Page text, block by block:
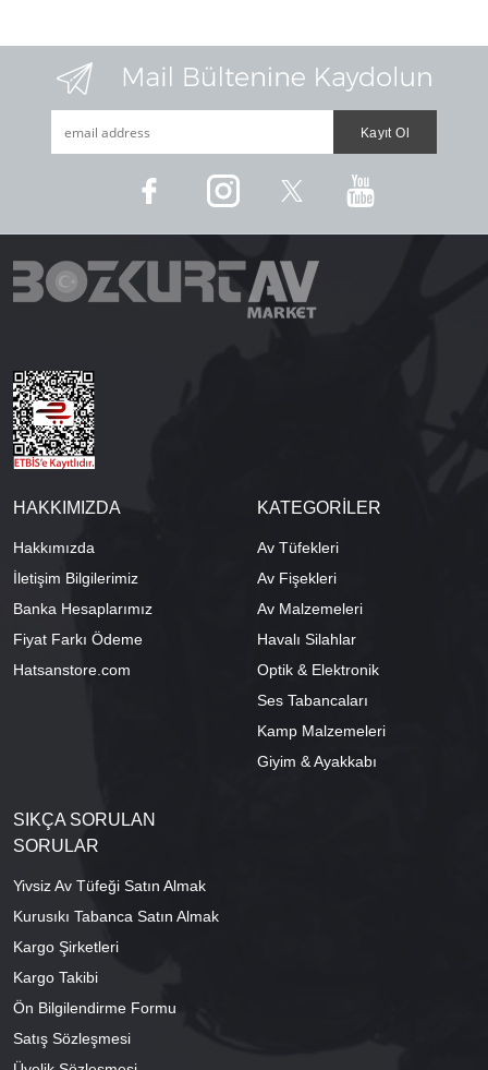
HAKKIMIZDA
Hakkımızda
İletişim Bilgilerimiz
Banka Hesaplarımız
Fiyat Farkı Ödeme
Hatsanstore.com
KATEGORİLER
Av Tüfekleri
Av Fişekleri
Av Malzemeleri
Havalı Silahlar
Optik & Elektronik
Ses Tabancaları
Kamp Malzemeleri
Giyim & Ayakkabı
SIKÇA SORULAN
SORULAR
Yivsiz Av Tüfeği Satın Almak
Kurusıkı Tabanca Satın Almak
Kargo Şirketleri
Kargo Takibi
Ön Bilgilendirme Formu
Satış Sözleşmesi